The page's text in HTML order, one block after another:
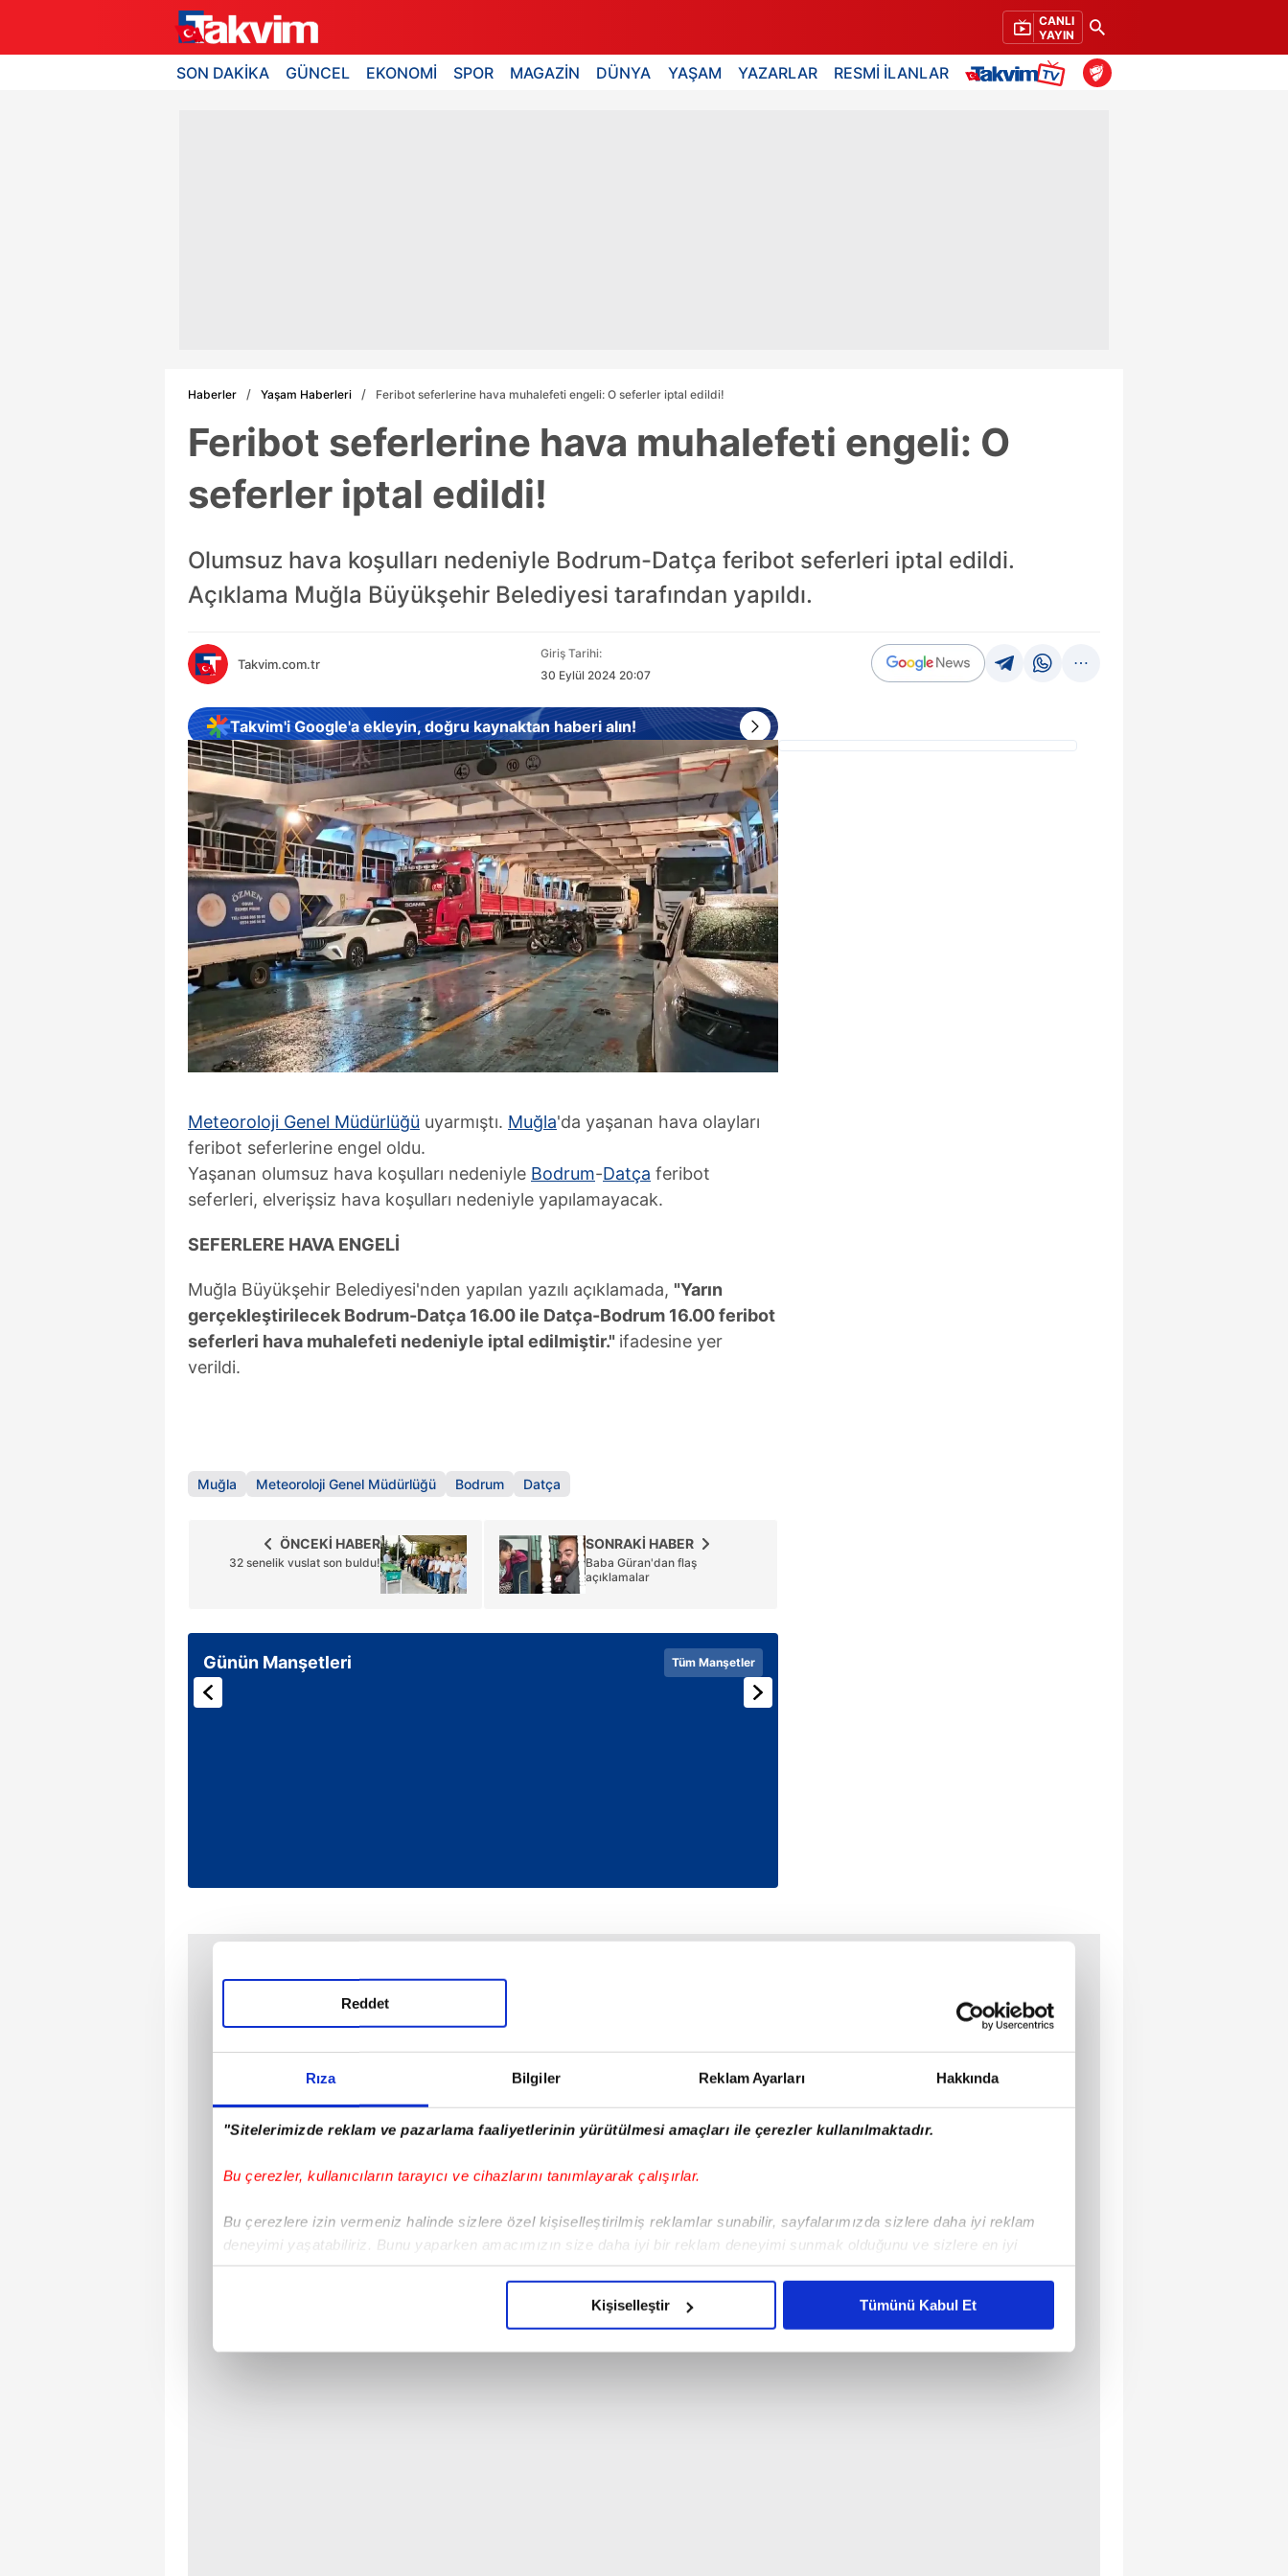
Rıza Bilgiler Reklam Ayarları Hakkında
"Sitelerimizde reklam ve pazarlama faaliyetlerinin yürütülmesi amaçları ile çerezler kullanılmaktadır.
Bu çerezler, kullanıcıların tarayıcı ve cihazlarını tanımlayarak çalışırlar.
Bu çerezlere izin vermeniz halinde sizlere özel kişiselleştirilmiş reklamlar sunabilir, sayfalarımızda sizlere daha iyi reklam
deneyimi yaşatabiliriz. Bunu yaparken amacımızın size daha iyi bir reklam deneyimi sunmak olduğunu ve sizlere en iyi
içerikleri sunabilmek adına elimizden gelen çabayı gösterdiğimizi ve bu noktada, reklamların maliyetlerimizi karşılamak
Reddet
Kişiselleştir Tümünü Kabul Et
CANLI
YAYIN
SON DAKİKA GÜNCEL EKONOMİ SPOR MAGAZİN DÜNYA YAŞAM YAZARLAR RESMİ İLANLAR
Haberler Yaşam Haberleri Feribot seferlerine hava muhalefeti engeli: O seferler iptal edildi!
Feribot seferlerine hava muhalefeti engeli: O
seferler iptal edildi!
Olumsuz hava koşulları nedeniyle Bodrum-Datça feribot seferleri iptal edildi.
Açıklama Muğla Büyükşehir Belediyesi tarafından yapıldı.
Takvim.com.tr
Giriş Tarihi:
30 Eylül 2024 20:07
Takvim'i Google'a ekleyin, doğru kaynaktan haberi alın!
Meteoroloji Genel Müdürlüğü uyarmıştı. Muğla'da yaşanan hava olayları
feribot seferlerine engel oldu.
Yaşanan olumsuz hava koşulları nedeniyle Bodrum-Datça feribot
seferleri, elverişsiz hava koşulları nedeniyle yapılamayacak.
SEFERLERE HAVA ENGELİ
Muğla Büyükşehir Belediyesi'nden yapılan yazılı açıklamada, "Yarın
gerçekleştirilecek Bodrum-Datça 16.00 ile Datça-Bodrum 16.00 feribot
seferleri hava muhalefeti nedeniyle iptal edilmiştir." ifadesine yer
verildi.
Muğla Meteoroloji Genel Müdürlüğü Bodrum Datça
SONRAKİ HABER
Baba Güran'dan flaş
açıklamalar
ÖNCEKİ HABER
32 senelik vuslat son buldu!
Günün Manşetleri Tüm Manşetler